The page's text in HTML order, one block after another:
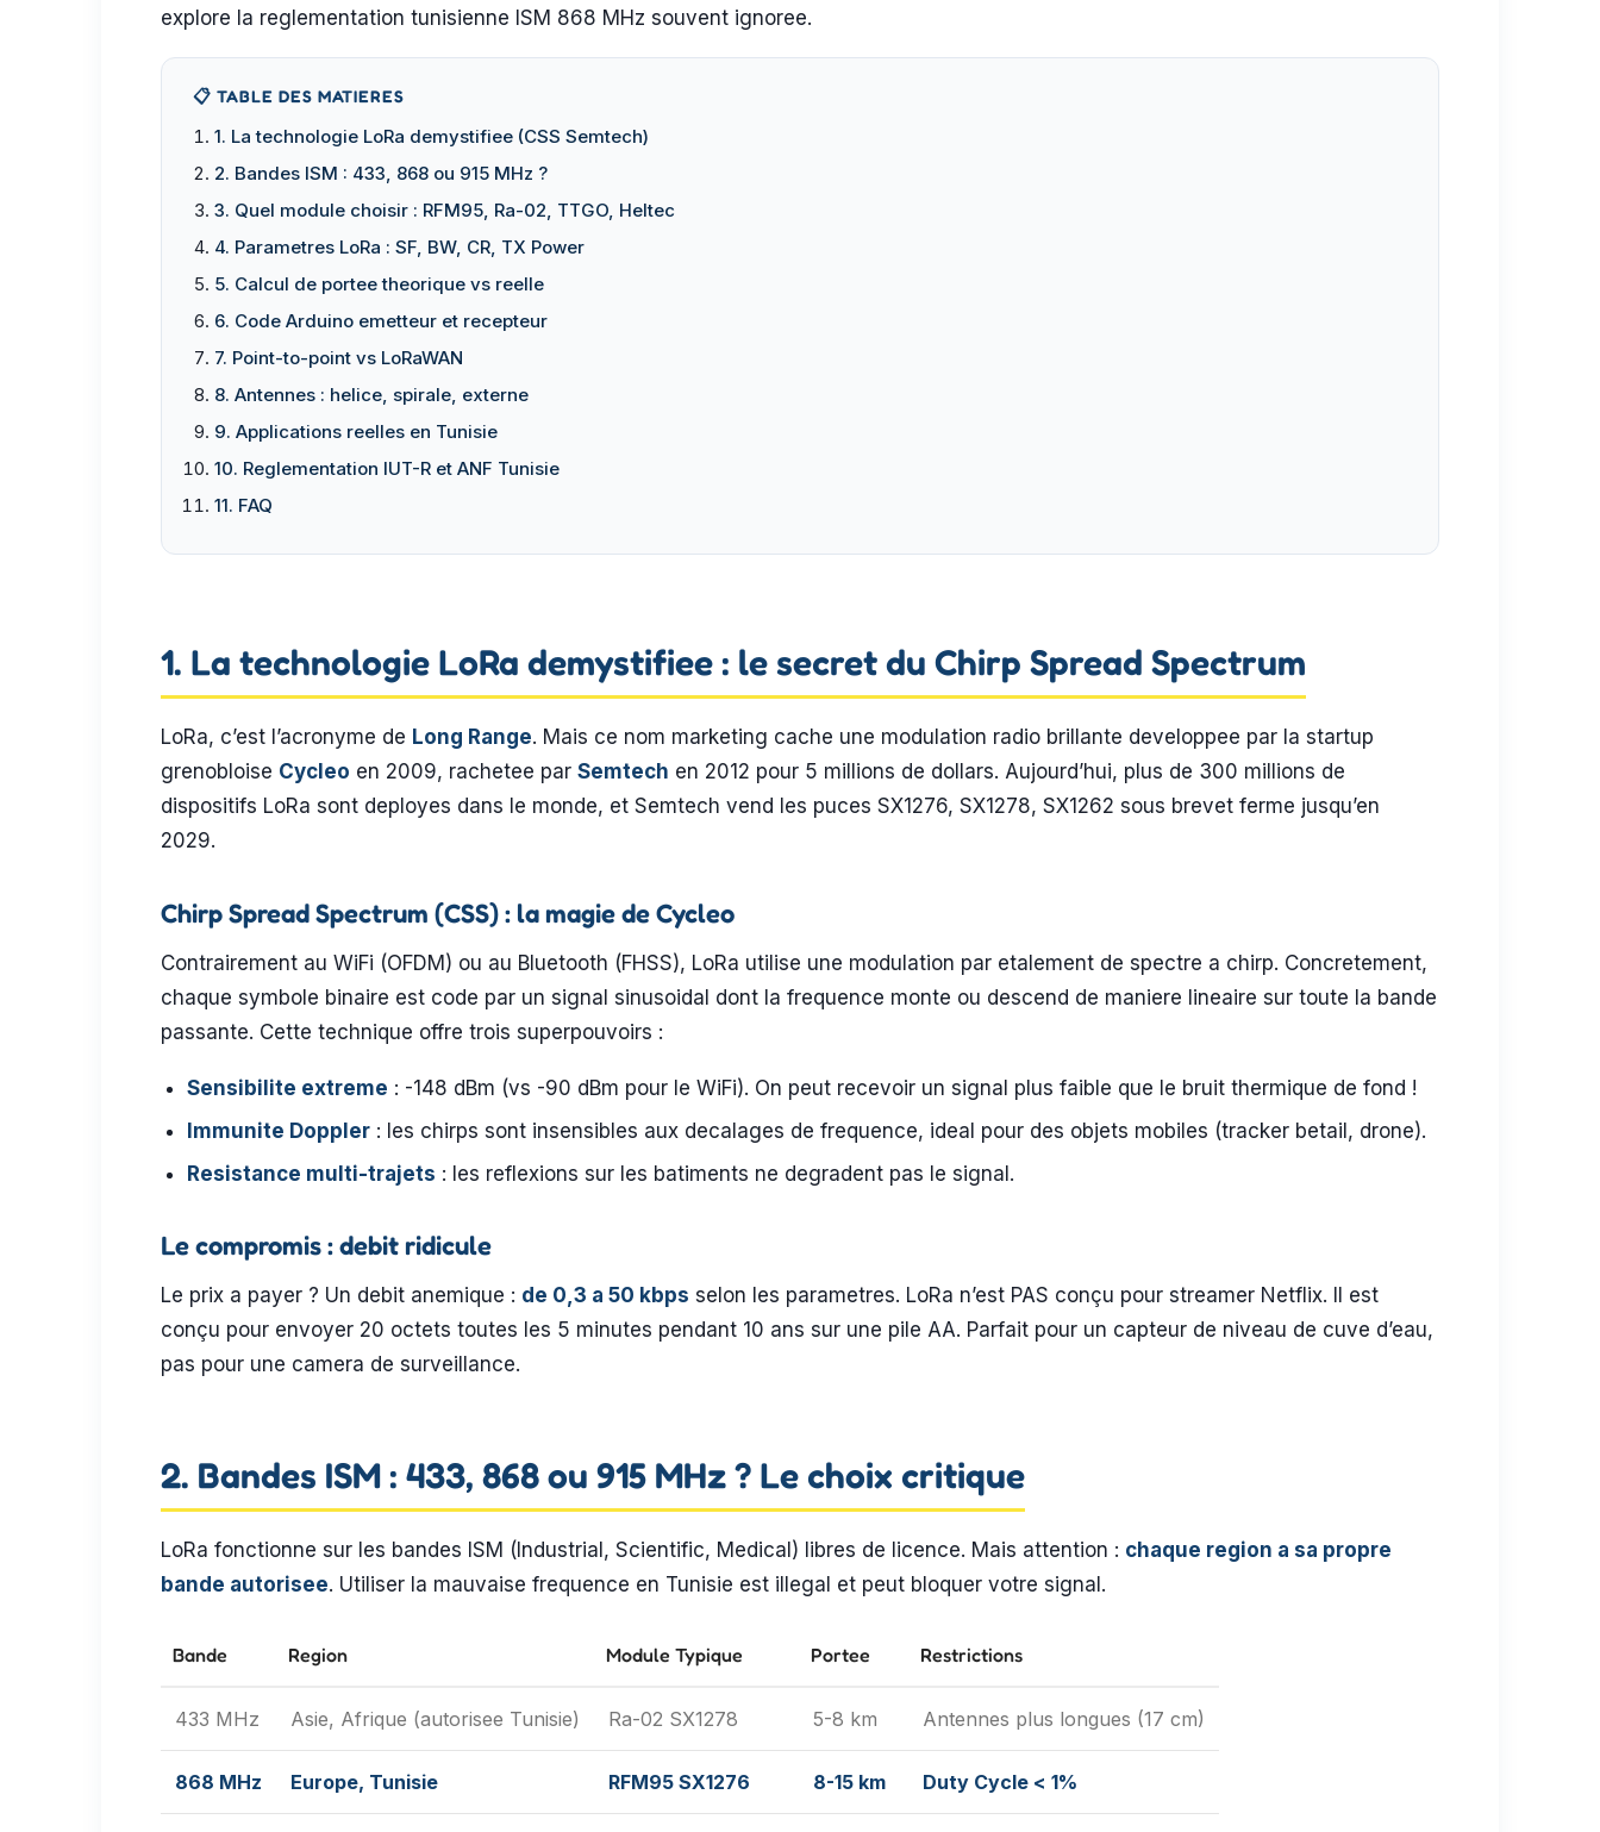
explore la reglementation tunisienne ISM 868 MHz souvent ignoree.
📋 TABLE DES MATIERES
1. La technologie LoRa demystifiee (CSS Semtech)
2. Bandes ISM : 433, 868 ou 915 MHz ?
3. Quel module choisir : RFM95, Ra-02, TTGO, Heltec
4. Parametres LoRa : SF, BW, CR, TX Power
5. Calcul de portee theorique vs reelle
6. Code Arduino emetteur et recepteur
7. Point-to-point vs LoRaWAN
8. Antennes : helice, spirale, externe
9. Applications reelles en Tunisie
10. Reglementation IUT-R et ANF Tunisie
11. FAQ
1. La technologie LoRa demystifiee : le secret du Chirp Spread Spectrum
LoRa, c’est l’acronyme de Long Range. Mais ce nom marketing cache une modulation radio brillante developpee par la startup
grenobloise Cycleo en 2009, rachetee par Semtech en 2012 pour 5 millions de dollars. Aujourd’hui, plus de 300 millions de
dispositifs LoRa sont deployes dans le monde, et Semtech vend les puces SX1276, SX1278, SX1262 sous brevet ferme jusqu’en
2029.
Chirp Spread Spectrum (CSS) : la magie de Cycleo
Contrairement au WiFi (OFDM) ou au Bluetooth (FHSS), LoRa utilise une modulation par etalement de spectre a chirp. Concretement,
chaque symbole binaire est code par un signal sinusoidal dont la frequence monte ou descend de maniere lineaire sur toute la bande
passante. Cette technique offre trois superpouvoirs :
Sensibilite extreme : -148 dBm (vs -90 dBm pour le WiFi). On peut recevoir un signal plus faible que le bruit thermique de fond !
Immunite Doppler : les chirps sont insensibles aux decalages de frequence, ideal pour des objets mobiles (tracker betail, drone).
Resistance multi-trajets : les reflexions sur les batiments ne degradent pas le signal.
Le compromis : debit ridicule
Le prix a payer ? Un debit anemique : de 0,3 a 50 kbps selon les parametres. LoRa n’est PAS conçu pour streamer Netflix. Il est
conçu pour envoyer 20 octets toutes les 5 minutes pendant 10 ans sur une pile AA. Parfait pour un capteur de niveau de cuve d’eau,
pas pour une camera de surveillance.
2. Bandes ISM : 433, 868 ou 915 MHz ? Le choix critique
LoRa fonctionne sur les bandes ISM (Industrial, Scientific, Medical) libres de licence. Mais attention : chaque region a sa propre
bande autorisee. Utiliser la mauvaise frequence en Tunisie est illegal et peut bloquer votre signal.
Bande Region Module Typique Portee Restrictions
433 MHz Asie, Afrique (autorisee Tunisie) Ra-02 SX1278 5-8 km Antennes plus longues (17 cm)
868 MHz Europe, Tunisie RFM95 SX1276 8-15 km Duty Cycle < 1%